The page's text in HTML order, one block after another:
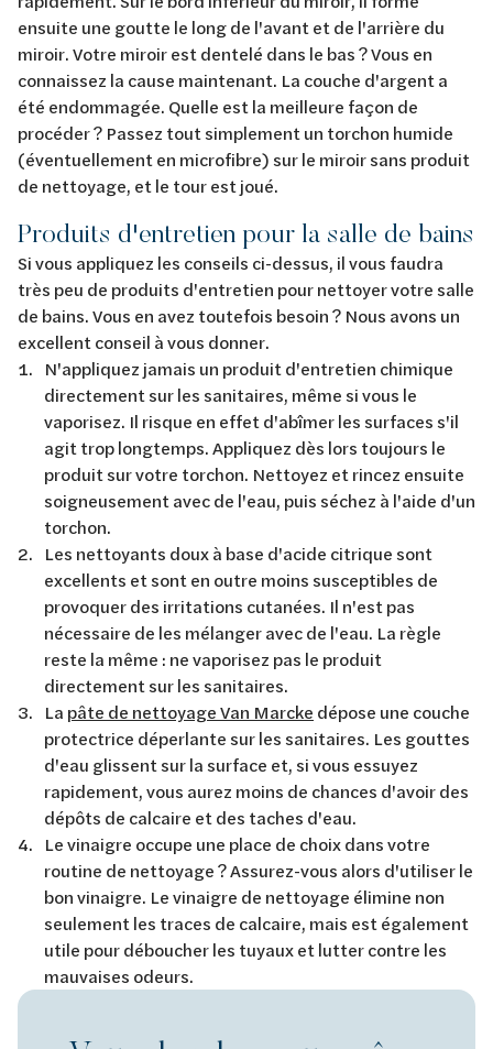
ensuite une goutte le long de l'avant et de l'arrière du
miroir. Votre miroir est dentelé dans le bas ? Vous en
connaissez la cause maintenant. La couche d'argent a
été endommagée. Quelle est la meilleure façon de
procéder ? Passez tout simplement un torchon humide
(éventuellement en microfibre) sur le miroir sans produit
de nettoyage, et le tour est joué.
Produits d'entretien pour la salle de bains
Si vous appliquez les conseils ci-dessus, il vous faudra
très peu de produits d'entretien pour nettoyer votre salle
de bains. Vous en avez toutefois besoin ? Nous avons un
excellent conseil à vous donner.
N'appliquez jamais un produit d'entretien chimique
directement sur les sanitaires, même si vous le
vaporisez. Il risque en effet d'abîmer les surfaces s'il
agit trop longtemps. Appliquez dès lors toujours le
produit sur votre torchon. Nettoyez et rincez ensuite
soigneusement avec de l'eau, puis séchez à l'aide d'un
torchon.
Les nettoyants doux à base d'acide citrique sont
excellents et sont en outre moins susceptibles de
provoquer des irritations cutanées. Il n'est pas
nécessaire de les mélanger avec de l'eau. La règle
reste la même : ne vaporisez pas le produit
directement sur les sanitaires.
La pâte de nettoyage Van Marcke dépose une couche
protectrice déperlante sur les sanitaires. Les gouttes
d'eau glissent sur la surface et, si vous essuyez
rapidement, vous aurez moins de chances d'avoir des
dépôts de calcaire et des taches d'eau.
Le vinaigre occupe une place de choix dans votre
routine de nettoyage ? Assurez-vous alors d'utiliser le
bon vinaigre. Le vinaigre de nettoyage élimine non
seulement les traces de calcaire, mais est également
utile pour déboucher les tuyaux et lutter contre les
mauvaises odeurs.